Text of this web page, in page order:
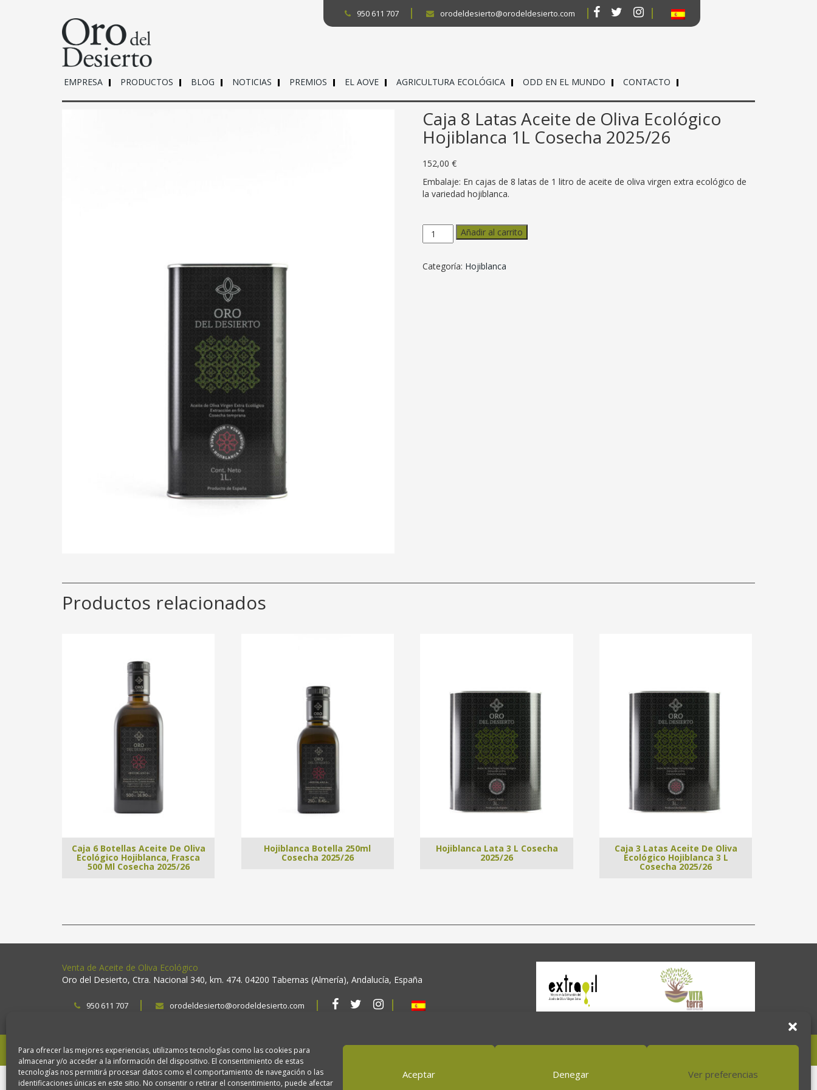
Para ofrecer las mejores experiencias, utilizamos tecnologías como las cookies para
almacenar y/o acceder a la información del dispositivo. El consentimiento de estas
tecnologías nos permitirá procesar datos como el comportamiento de navegación o las
identificaciones únicas en este sitio. No consentir o retirar el consentimiento, puede afectar
Aceptar Denegar Ver preferencias
950 611 707 orodeldesierto@orodeldesierto.com
EMPRESA PRODUCTOS BLOG NOTICIAS PREMIOS EL AOVE AGRICULTURA ECOLÓGICA ODD EN EL MUNDO CONTACTO
Caja 8 Latas Aceite de Oliva Ecológico
Hojiblanca 1L Cosecha 2025/26
152,00 €
Embalaje: En cajas de 8 latas de 1 litro de aceite de oliva virgen extra ecológico de
la variedad hojiblanca.
Caja
8
Aceite
Añadir al carrito
Categoría: Hojiblanca
Productos relacionados
Caja 6 Botellas Aceite De Oliva
Ecológico Hojiblanca, Frasca
500 Ml Cosecha 2025/26
Hojiblanca Botella 250ml
Cosecha 2025/26
Hojiblanca Lata 3 L Cosecha
2025/26
Caja 3 Latas Aceite De Oliva
Ecológico Hojiblanca 3 L
Cosecha 2025/26
Venta de Aceite de Oliva Ecológico
Oro del Desierto, Ctra. Nacional 340, km. 474. 04200 Tabernas (Almería), Andalucía, España
950 611 707 orodeldesierto@orodeldesierto.com
2026 Copyright. Oro del desierto. Aviso legal Política de privacidad